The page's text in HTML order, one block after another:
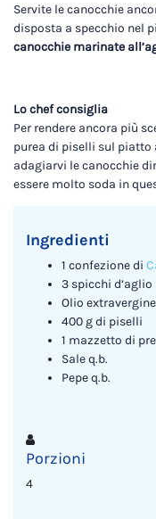
Servite le canocchie
disposta a specchio nel
canocchie marinate
Lo chef consiglia
Per rendere ancora più
purea di piselli sul piatto
adagiarvi le canocchie
essere molto soda in
Ingredienti
1 confezione di
3 spicchi d’aglio
Olio
400 g di piselli
1 mazzetto di
Sale q.b.
Pepe q.b.
Porzioni
4